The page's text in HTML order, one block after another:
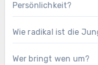
Persönlichkeit?
Wie radikal ist die
Wer bringt wen um?